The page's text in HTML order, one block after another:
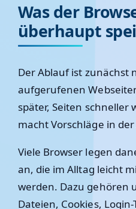
Was der
überhaupt
Der Ablauf ist zunächst
aufgerufenen
später, Seiten schneller
macht Vorschläge in
Viele Browser legen
an, die im Alltag leicht
werden. Dazu gehören
Dateien, Cookies,